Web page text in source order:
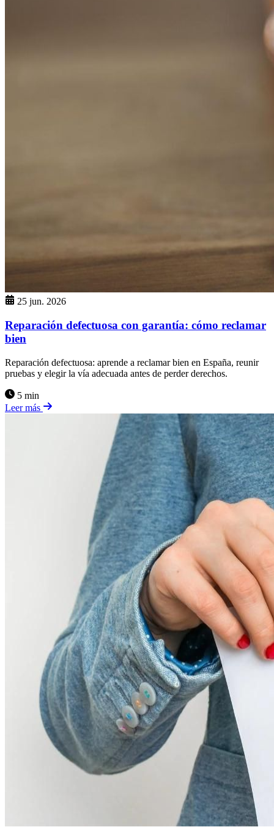
25 jun. 2026
Reparación defectuosa con garantía: cómo reclamar
bien
Reparación defectuosa: aprende a reclamar bien en España, reunir
pruebas y elegir la vía adecuada antes de perder derechos.
5 min
Leer más